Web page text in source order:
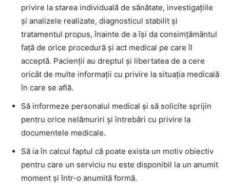
privire la starea individuală de sănătate, investigaţiile
şi analizele realizate, diagnosticul stabilit şi
tratamentul propus, înainte de a îşi da consimţământul
faţă de orice procedură şi act medical pe care îl
acceptă. Pacienţii au dreptul şi libertatea de a cere
oricât de multe informaţii cu privire la situaţia medicală
în care se află.
Să informeze personalul medical şi să solicite sprijin
pentru orice nelămuriri şi întrebări cu privire la
documentele medicale.
Să ia în calcul faptul că poate exista un motiv obiectiv
pentru care un serviciu nu este disponibil la un anumit
moment şi într-o anumită formă.